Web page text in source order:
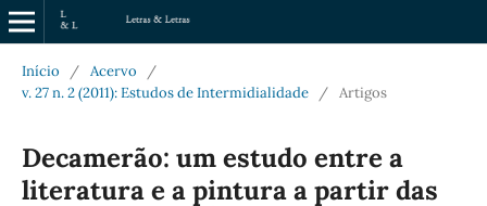
Início / Acervo
/
v. 27 n. 2 (2011): Estudos de Intermidialidade
/ Artigos
Decamerão: um estudo entre a
literatura e a pintura a partir das